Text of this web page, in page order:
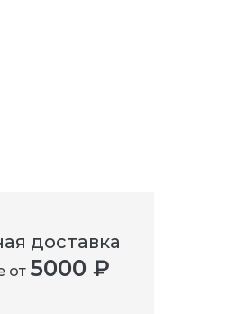
доставка
от 5000 ₽